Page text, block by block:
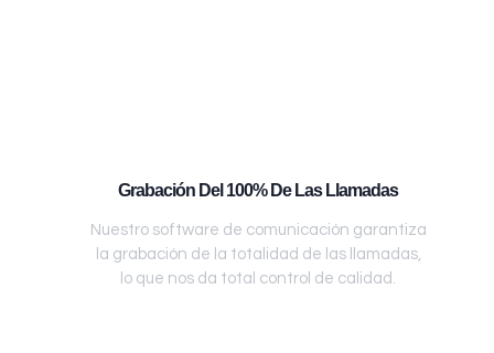
Grabación Del 100% De Las Llamadas
Nuestro software de comunicación garantiza
la grabación de la totalidad de las llamadas,
lo que nos da total control de calidad.